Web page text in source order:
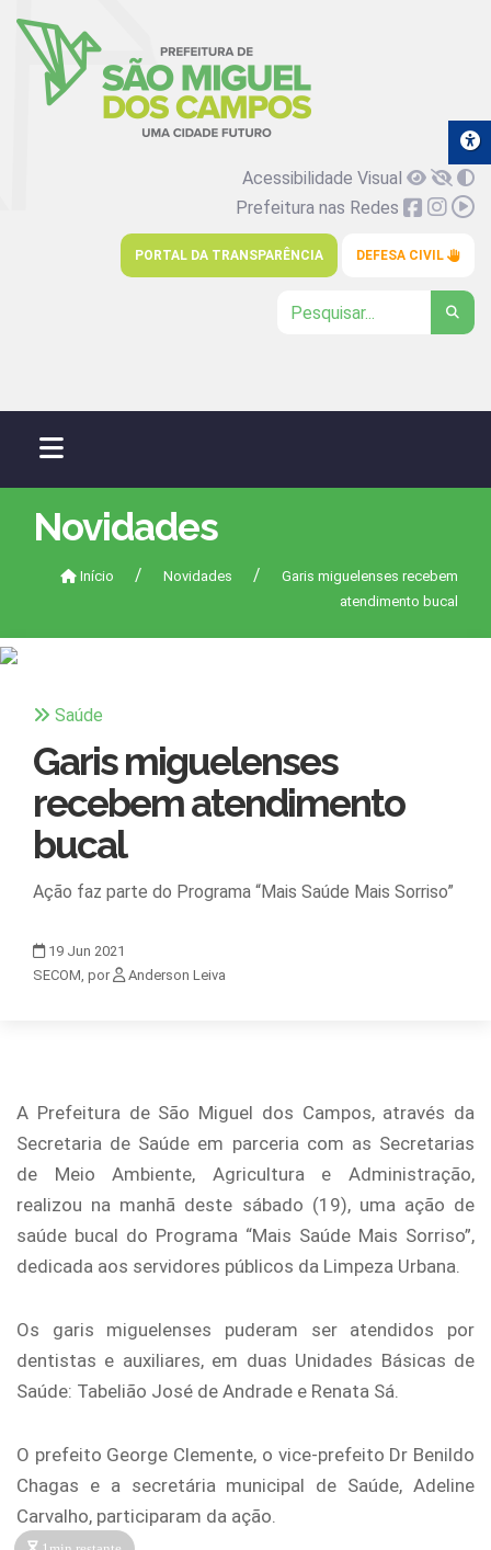
Acessibilidade Visual
Prefeitura nas Redes
PORTAL DA TRANSPARÊNCIA DEFESA CIVIL
Novidades
Início Novidades
Garis miguelenses recebem
atendimento bucal
Saúde
Garis miguelenses
recebem atendimento
bucal
Ação faz parte do Programa “Mais Saúde Mais Sorriso”
19 Jun 2021
SECOM, por
Anderson Leiva
A Prefeitura de São Miguel dos Campos, através da
Secretaria de Saúde em parceria com as Secretarias
de Meio Ambiente, Agricultura e Administração,
realizou na manhã deste sábado (19), uma ação de
saúde bucal do Programa “Mais Saúde Mais Sorriso”,
dedicada aos servidores públicos da Limpeza Urbana.
Os garis miguelenses puderam ser atendidos por
dentistas e auxiliares, em duas Unidades Básicas de
Saúde: Tabelião José de Andrade e Renata Sá.
O prefeito George Clemente, o vice-prefeito Dr Benildo
Chagas e a secretária municipal de Saúde, Adeline
Carvalho, participaram da ação.